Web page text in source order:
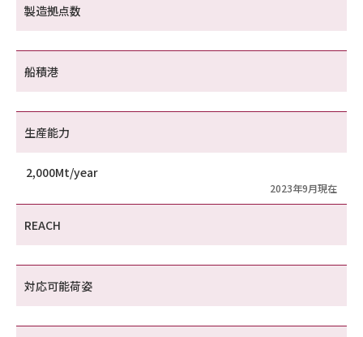
製造拠点数
船積港
生産能力
2,000Mt/year
2023年9月現在
REACH
対応可能荷姿